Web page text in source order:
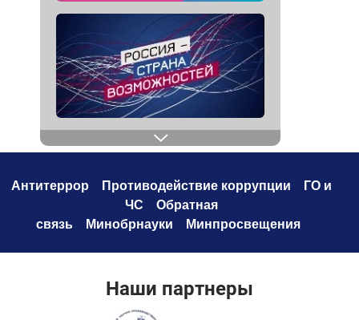
Антитеррор Противодействие коррупции
ГО и
ЧС
Обратная
связь
Минобрнауки Минпросвещения
Наши партнеры